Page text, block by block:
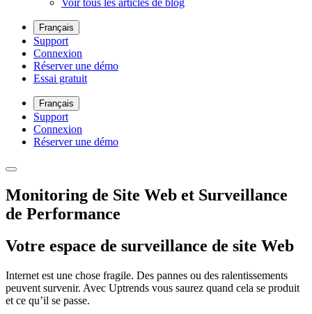
Français
Support
Connexion
Réserver une démo
Essai gratuit
Français
Support
Connexion
Réserver une démo
Monitoring de Site Web et Surveillance
de Performance
Votre espace de surveillance de site Web
Internet est une chose fragile. Des pannes ou des ralentissements
peuvent survenir. Avec Uptrends vous saurez quand cela se produit
et ce qu’il se passe.